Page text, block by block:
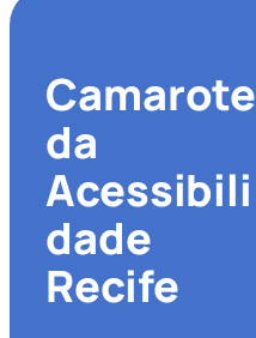
Camarote
da
Acessibili
dade
Recife